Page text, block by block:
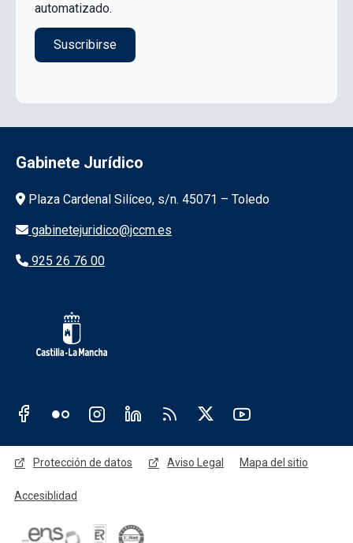
automatizado.
Gabinete Jurídico
Información de la institución
Plaza Cardenal Silíceo, s/n. 45071 – Toledo
gabinetejuridico@jccm.es
925 26 76 00
Redes sociales JCCM
Menú legal
Protección de datos Aviso Legal Mapa del sitio
Accesiblidad